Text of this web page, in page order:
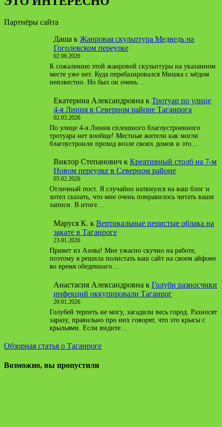
Партнёры сайта
Даша к Жанровая скульптура Медведь на
Гоголевском переулке
02.06.2026
К сожалению этой жанровой скульптуры на указанном
месте уже нет. Куда перебазировался Мишка с мёдом
неизвестно. Но был он очень…
Екатерина Александровна к Тротуар по улице
4-я Линия в Северном районе Таганрога
02.03.2026
По улице 4-я Линия сплошного благоустроенного
тротуара нет вообще! Местные жители как могли
благоустроили проход возле своих домов и это…
Виктор Степанович к Креативный столб на 7-м
Новом переулке в Северном районе
05.02.2026
Отличный пост. Я случайно наткнулся на ваш блог и
хотел сказать, что мне очень понравилось читать ваши
записи. В итоге…
Маруся К. к Вертикальные перистые облака на
закате в Таганроге
23.01.2026
Привет из Азова! Мне ужасно скучно на работе,
поэтому я решила полистать ваш сайт на своем айфоне
во время обеденного…
Анастасия Александровна к Голуби разносчики
инфекций оккупировали Таганрог
20.01.2026
Голубей терпеть не могу, загадили весь город. Разносят
заразу, правильно про них говорят, что это крысы с
крыльями. Если видите…
Обзорная статья о Таганроге
Возможно, вы пропустили